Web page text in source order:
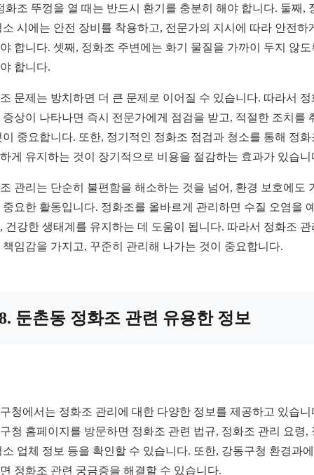
화조 뚜껑을 열 때는 반드시 환기를 충분히 해야 합니다. 둘째,
소 시에는 안전 장비를 착용하고, 전문가의 지시에 따라 안전하
합니다. 셋째, 정화조 주변에는 화기 물질을 가까이 두지 않도
합니다.
문제는 방치하면 더 큰 문제로 이어질 수 있습니다. 따라서 정
증상이 나타나면 즉시 전문가에게 점검을 받고, 적절한 조치를
이 중요합니다. 또한, 정기적인 정화조 점검과 청소를 통해 정화
게 유지하는 것이 장기적으로 비용을 절감하는 효과가 있습니
관리는 단순히 불편함을 해소하는 것을 넘어, 환경 보호에도
중요한 활동입니다. 정화조를 올바르게 관리하면 수질 오염을
건강한 생태계를 유지하는 데 도움이 됩니다. 따라서 정화조 관
책임감을 가지고, 꾸준히 관리해 나가는 것이 중요합니다.
둔촌동 정화조 관련 유용한 정보
청에서는 정화조 관리에 대한 다양한 정보를 제공하고 있습니
청 홈페이지를 방문하면 정화조 관련 법규, 정화조 관리 요령,
소 업체 정보 등을 확인할 수 있습니다. 또한, 강동구청 환경과
정화조 관련 궁금증을 해결할 수 있습니다.